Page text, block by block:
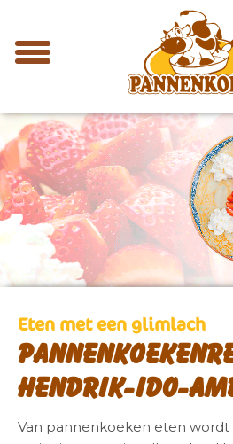
Eten met een glimlach
Hendrik-Ido-
Van pannenkoeken eten